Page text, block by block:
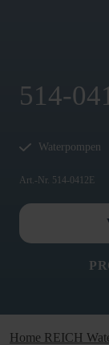
514-
Waterpompen
Art.-Nr. 514-0412E
Home REICH